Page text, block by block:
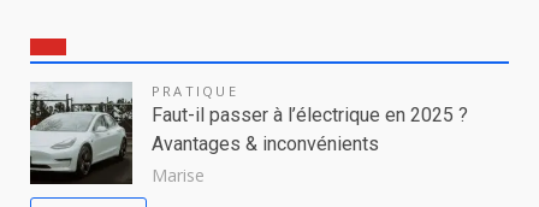
PRATIQUE
Faut-il passer à l’électrique en 2025 ?
Avantages & inconvénients
Marise